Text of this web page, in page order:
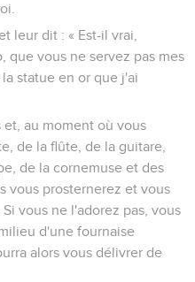
leur dit : « Est-il vrai,
que vous ne servez pas mes
statue en or que j'ai
au moment où vous
de la flûte, de la guitare,
de la cornemuse et des
vous prosternerez et vous
vous ne l'adorez pas, vous
d'une fournaise
alors vous délivrer de